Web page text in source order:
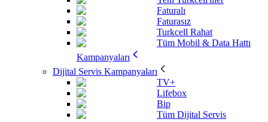
Faturalı
Faturasız
Turkcell Rahat
Tüm Mobil & Data Hattı
Kampanyaları
Dijital Servis Kampanyaları
TV+
Lifebox
Bip
Tüm Dijital Servis